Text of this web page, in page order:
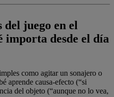
juego en el
importa desde el día
como agitar un sonajero o
aprende causa-efecto (“si
del objeto (“aunque no lo vea,